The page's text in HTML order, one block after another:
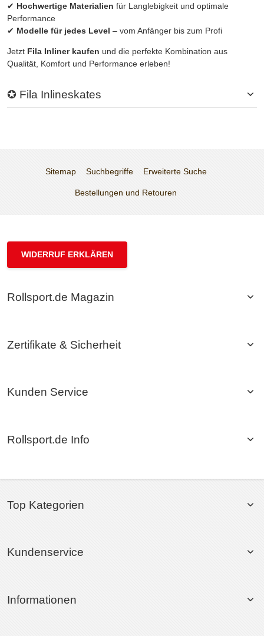
✔ Hochwertige Materialien für Langlebigkeit und optimale
Performance
✔ Modelle für jedes Level – vom Anfänger bis zum Profi
Jetzt Fila Inliner kaufen und die perfekte Kombination aus
Qualität, Komfort und Performance erleben!
✪ Fila Inlineskates
Sitemap Suchbegriffe Erweiterte Suche
Bestellungen und Retouren
WIDERRUF ERKLÄREN
Rollsport.de Magazin
Zertifikate & Sicherheit
Kunden Service
Rollsport.de Info
Top Kategorien
Kundenservice
Informationen